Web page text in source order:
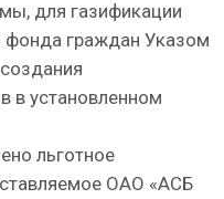
для газификации
фонда граждан Указом
в установленном
льготное
ОАО «АСБ